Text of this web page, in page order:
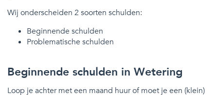
Wij onderscheiden 2 soorten schulden:
Beginnende schulden
Problematische schulden
Beginnende schulden in Wetering
Loop je achter met een maand huur of moet je een (klein)